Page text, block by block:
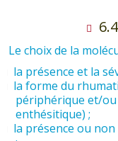
Le choix de la
la présence et la
la forme du
périphérique et/
enthésitique) ;
la présence ou non